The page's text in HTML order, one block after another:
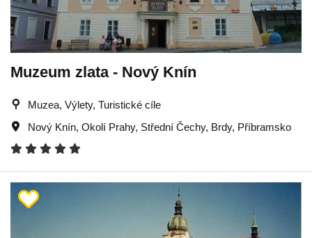
Muzeum zlata - Nový Knín
Muzea, Výlety, Turistické cíle
Nový Knín, Okolí Prahy, Střední Čechy, Brdy, Příbramsko